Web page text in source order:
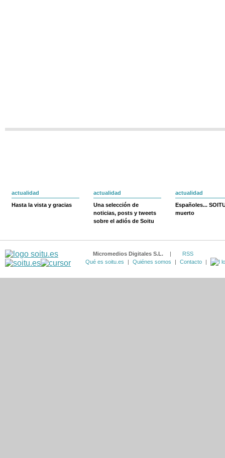
actualidad
Hasta la vista y gracias
actualidad
Una selección de
noticias, posts y tweets
sobre el adiós de Soitu
actualidad
Españoles...
muerto
Micromedios Digitales S.L. |
RSS
Qué es soitu.es
| Quiénes somos | Contacto |